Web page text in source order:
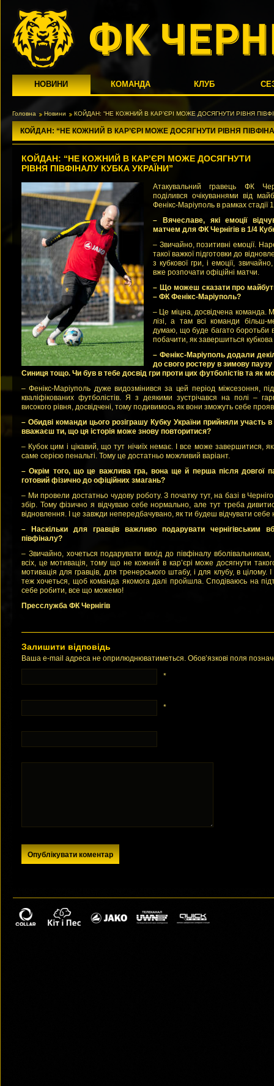
НОВИНИ КОМАНДА КЛУБ
Головна Новини КОЙДАН: “НЕ КОЖНИЙ В КАР’ЄРІ МОЖЕ ДОСЯГНУТИ РІВНЯ
КОЙДАН: “НЕ КОЖНИЙ В КАР’ЄРІ МОЖЕ ДОСЯГНУТИ РІВНЯ
КОЙДАН: “НЕ КОЖНИЙ В КАР’ЄРІ МОЖЕ ДОСЯГНУТИ
РІВНЯ ПІВФІНАЛУ КУБКА УКРАЇНИ”
Атакувальний гравець ФК
поділився очікуваннями від
Фенікс-Маріуполь в рамках стадії
– Вячеславе, які емоції
матчем для ФК Чернігів в 1/4
– Звичайно, позитивні емоції.
такої важкої підготовки до
з кубкової гри, і емоції,
вже розпочати офіційні матчи.
– Що можеш сказати про
– ФК Фенікс-Маріуполь?
– Це міцна, досвідчена команда.
лізі, а там всі команди більш-
думаю, що буде багато боротьби в
побачити, як завершиться кубкова
– Фенікс-Маріуполь додали
до свого ростеру в зимову
Синиця тощо. Чи був в тебе досвід гри проти цих футболістів та як
– Фенікс-Маріуполь дуже видозмінився за цей період міжсезоння,
кваліфікованих футболістів. Я з деякими зустрічався на полі –
високого рівня, досвідчені, тому подивимось як вони зможуть себе
– Обидві команди цього розіграшу Кубку України прийняли участь
вважаєш ти, що ця історія може знову повторитися?
– Кубок цим і цікавий, що тут нічиїх немає. І все може завершитися,
саме серією пенальті. Тому це достатньо можливий варіант.
– Окрім того, що це важлива гра, вона ще й перша після довгої
готовий фізично до офіційних змагань?
– Ми провели достатньо чудову роботу. З початку тут, на базі в
збір. Тому фізично я відчуваю себе нормально, але тут треба
відновлення. І це завжди непередбачувано, як ти будеш відчувати себе
– Наскільки для гравців важливо подарувати чернігівським
півфіналу?
– Звичайно, хочеться подарувати вихід до півфіналу
всіх, це мотивація, тому що не кожний в кар’єрі може досягнути
мотивація для гравців, для тренерського штабу, і для клубу, в цілому.
теж хочеться, щоб команда якомога далі пройшла. Сподіваюсь на
себе робити, все що можемо!
Пресслужба ФК Чернігів
Залишити відповідь
Ваша e-mail адреса не оприлюднюватиметься. Обов’язкові поля
*
*